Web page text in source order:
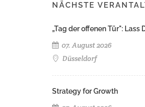
NÄCHSTE
„Tag der offenen Tür": Lass
07. August 2026
Düsseldorf
Strategy for Growth